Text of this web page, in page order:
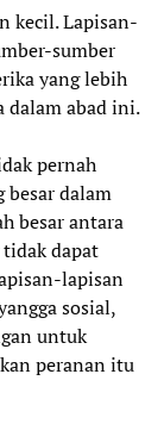
kecil. Lapisan-
sumber
yang lebih
dalam abad ini.
pernah
besar dalam
besar antara
dapat
lapisan
sosial,
untuk
peranan itu